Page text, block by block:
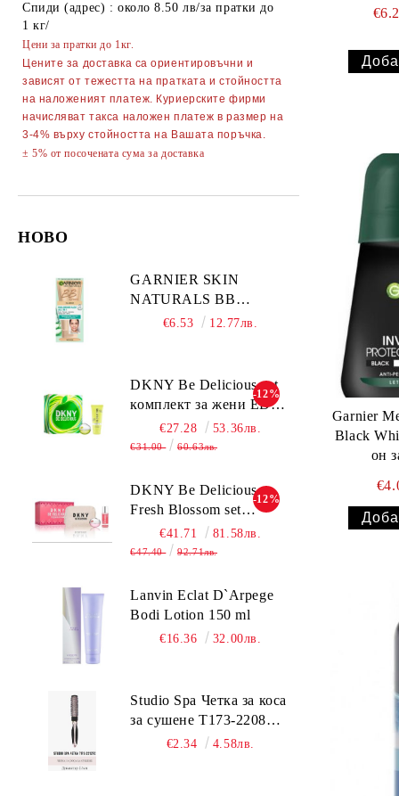
Диадеми за коса
АВТОАКСЕСОАРИ
АКСЕСОАРИ ЗА КОМПЮТРИ
ТЕЛЕФОНИ GSM
ПОРТМОНЕТА
Спиди (адрес) : около 8.50 лв/за пратки до
1 кг/
Цени за пратки до 1кг.
Цените за доставка са ориентировъчни и
зависят от тежестта на пратката и стойността
на наложеният платеж. Куриерските фирми
начисляват такса наложен платеж в размер на
3-4% върху стойността на Вашата поръчка.
± 5% от посочената сума за доставка
НОВО
GARNIER SKIN
NATURALS BB
CLASSIC SPF15
среден нюанс за
комбинирана до мазна
€6.53 12.77лв.
DKNY Be Delicious set
комплект за жени EDP
30ml + BL 100ml
-12%
€27.28 53.36лв.
€31.00 60.63лв.
DKNY Be Delicious
Fresh Blossom set
комплект за жени
-12%
€41.71 81.58лв.
€47.40 92.71лв.
Lanvin Eclat D`Arpege
Bodi Lotion 150 ml
€16.36 32.00лв.
Studio Spa Четка за коса
за сушене Т173-2208TC
2.5 см.€2.34 4.58лв.
Garnier
Black
он